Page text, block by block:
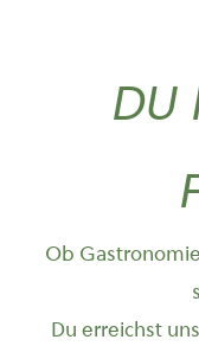
DU
Ob
Du erreichst